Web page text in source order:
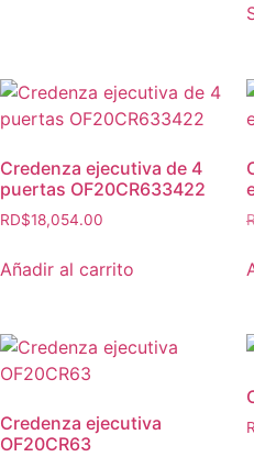
Credenza ejecutiva de 4
puertas OF20CR633422
RD$18,054.00
Añadir al carrito
Credenza ejecutiva
OF20CR63